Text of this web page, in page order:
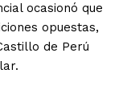
ocasionó que
opuestas,
de Perú